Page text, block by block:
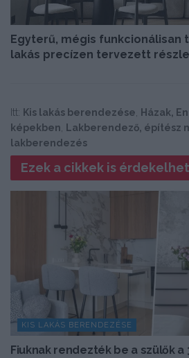
Egyterű, mégis
lakás precízen tervezett
Itt: Kis lakás berendezése, Házak,
képekben, Lakberendező, építész
lakberendezés
Ezek a cikkek is
KIS LAKÁS BERENDEZÉSE
Fiuknak rendezték be a szülők a